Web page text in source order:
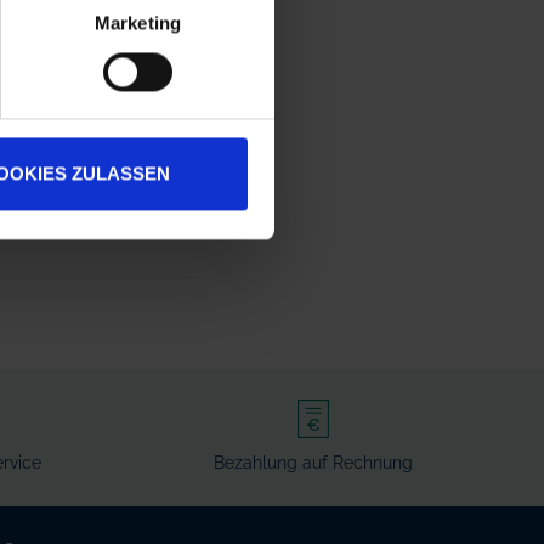
Marketing
ZULASSEN
Bezahlung auf Rechnung